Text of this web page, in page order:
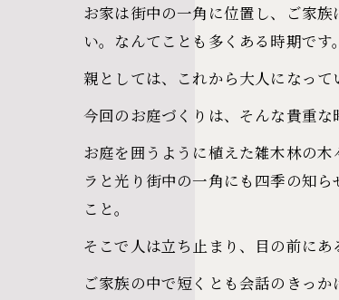
お家は街中の一角に位置し、ご家
い。なんてことも多くある時期です。
親としては、これから大人になっ
今回のお庭づくりは、そんな貴重な
お庭を囲うように植えた雑木林の
ラと光り街中の一角にも四季の知
こと。
そこで人は立ち止まり、目の前にあ
ご家族の中で短くとも会話のきっか